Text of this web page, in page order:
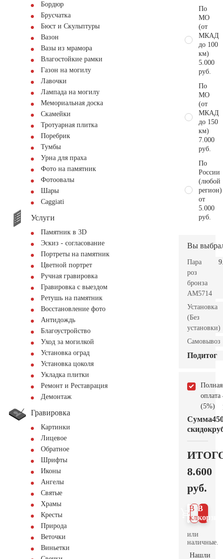
Бордюр
Брусчатка
Бюст и Скульптуры
Вазон
Вазы из мрамора
Влагостойкие рамки
Газон на могилу
Лавочки
Лампада на могилу
Мемориальная доска
Скамейки
Тротуарная плитка
Поребрик
Тумбы
Урна для праха
Фото на памятник
Фотоовалы
Шары
Сaggiati
Услуги
Памятник в 3D
Эскиз - согласование
Портреты на памятник
Цветной портрет
Ручная гравировка
Гравировка с выездом
Ретушь на памятник
Восстановление фото
Антидождь
Благоустройство
Уход за могилкой
Установка оград
Установка цоколя
Укладка плитки
Ремонт и Реставрация
Демонтаж
Гравировка
Картинки
Лицевое
Обратное
Шрифты
Иконы
Ангелы
Святые
Храмы
Кресты
Природа
Веточки
Виньетки
По
МО
(от
МКАД
до 100
км)
5.000
руб.
По
МО
(от
МКАД
до 150
км)
7.000
руб.
По
России
(любой
регион)
от
5.000
руб.
Вы
Пара
роз
бронза
AM5714
Установка
(Без
установки)
Самовывоз
Подитог
Полная
оплата
(5%)
Сумма
скидок
8.600
руб.
В
В 1
клик
или
наличные.
Нашли